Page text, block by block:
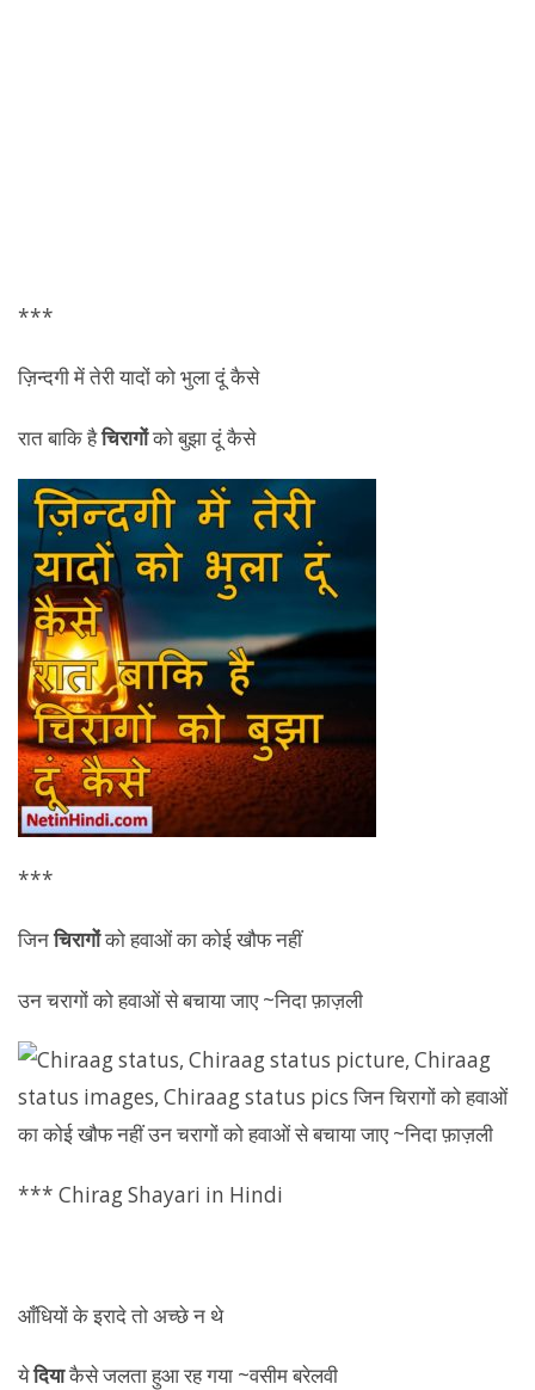
***
ज़िन्दगी में तेरी यादों को भुला दूं कैसे
रात बाकि हैचिरागोंको बुझा दूं कैसे
***
जिनचिरागोंको हवाओं का कोई खौफ नहीं
उन चरागों को हवाओं से बचाया जाए ~निदा फ़ाज़ली
*** Chirag Shayari in Hindi
आँधियों के इरादे तो अच्छे न थे
येदियाकैसे जलता हुआ रह गया ~वसीम बरेलवी